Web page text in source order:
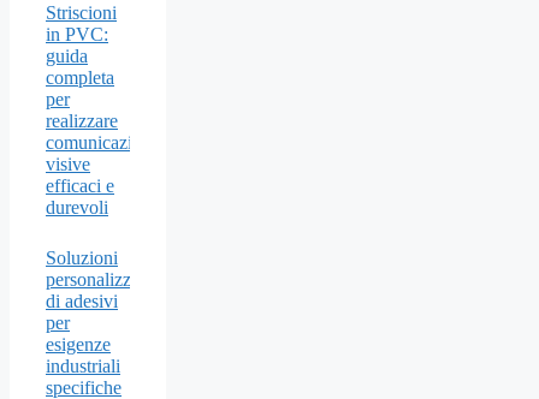
Striscioni
in PVC:
guida
completa
per
realizzare
comunicazioni
visive
efficaci e
durevoli
Soluzioni
personalizzate
di adesivi
per
esigenze
industriali
specifiche